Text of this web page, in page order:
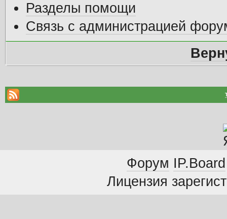
Разделы помощи
Связь с администрацией
Форум IP.Board
Лицензия